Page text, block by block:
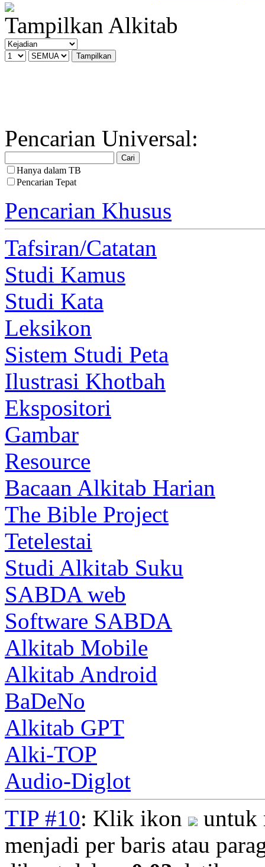
Tampilkan Alkitab
Pencarian Universal:
Hanya dalam TB
Pencarian Tepat
Pencarian Khusus
Tafsiran/Catatan
Studi Kamus
Studi Kata
Leksikon
Sistem Studi Peta
Ilustrasi Khotbah
Ekspositori
Gambar
Resource
Bacaan Alkitab Harian
The Bible Project
Tetelestai
Studi Alkitab Suku
SABDA web
Software SABDA
Alkitab Mobile
Alkitab Android
BaDeNo
Alkitab GPT
Alki-TOP
Audio-Diglot
TIP #10: Klik ikon
untuk
menjadi per baris atau